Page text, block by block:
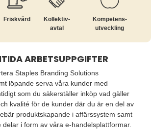
Friskvård
Kollektiv­
avtal
Kompetens­
utveckling
ARBETSUPPGIFTER
Staples Branding Solutions
löpande serva våra kunder med
som du säkerställer inköp vad gäller
kvalité för de kunder där du är en del av
produktskapande i affärssystem samt
i form av våra e-handelsplattformar.